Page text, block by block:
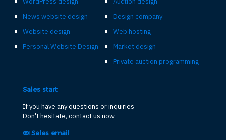
Design company
Web hosting
Market design
Private auction programming
News website design
Website design
Personal Website Design
Sales start
If you have any questions or inquiries
Don't hesitate, contact us now
Sales email